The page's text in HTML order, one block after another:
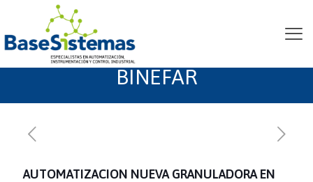
NUEVA GRANULADORA
EN AGROPIENSO EN
BINEFAR
AUTOMATIZACION NUEVA GRANULADORA EN